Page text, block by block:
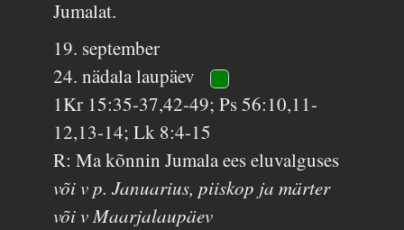
Jumalat.
19. september
24. nädala laupäev
1Kr 15:35-37,42-49; Ps 56:10,11-
12,13-14; Lk 8:4-15
R: Ma kõnnin Jumala ees eluvalguses
või v p. Januarius, piiskop ja märter
või v Maarjalaupäev